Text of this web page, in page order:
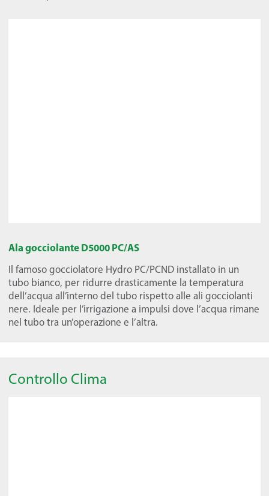
Ala gocciolante D5000 PC/AS
Il famoso gocciolatore Hydro PC/PCND installato in un
tubo bianco, per ridurre drasticamente la temperatura
dell’acqua all’interno del tubo rispetto alle ali gocciolanti
nere. Ideale per l’irrigazione a impulsi dove l’acqua rimane
nel tubo tra un’operazione e l’altra.
Controllo Clima